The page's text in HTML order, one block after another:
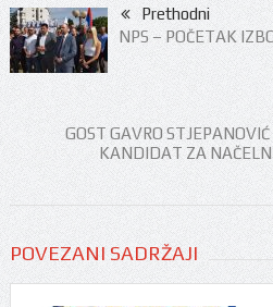
Prethodni
NPS – POČETAK
GOST GAVRO
KANDIDAT ZA
POVEZANI SADRŽAJI